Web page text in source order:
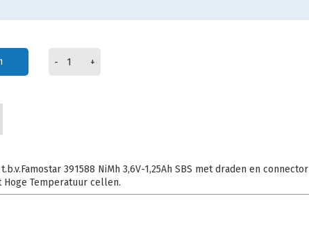
- +
391588 NiMh 3,6V-1,25Ah SBS met draden en connector
Hoge Temperatuur cellen.